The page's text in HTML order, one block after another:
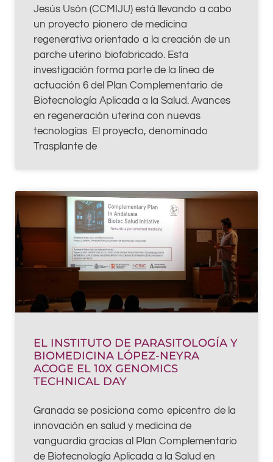
Jesús Usón (CCMIJU) está llevando a cabo
un proyecto pionero de medicina
regenerativa orientado a la creación de un
parche uterino biofabricado. Esta
investigación forma parte de la línea de
actuación 6 del Plan Complementario de
Biotecnología Aplicada a la Salud. Avances
en regeneración uterina con nuevas
tecnologías El proyecto, denominado
Trasplante de
EL INSTITUTO DE PARASITOLOGÍA Y
BIOMEDICINA LÓPEZ-NEYRA
ACOGE EL 10X GENOMICS
TECHNICAL DAY
Granada se posiciona como epicentro de la
innovación en salud y medicina de
vanguardia gracias al Plan Complementario
de Biotecnología Aplicada a la Salud en